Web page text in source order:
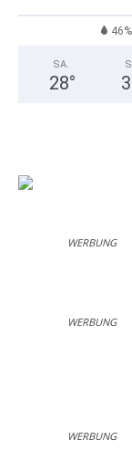
46%
SA.
28°
WERBUNG
WERBUNG
WERBUNG